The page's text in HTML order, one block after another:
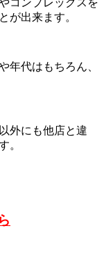
が出来ます。
年代はもちろん、
外にも他店と違
。